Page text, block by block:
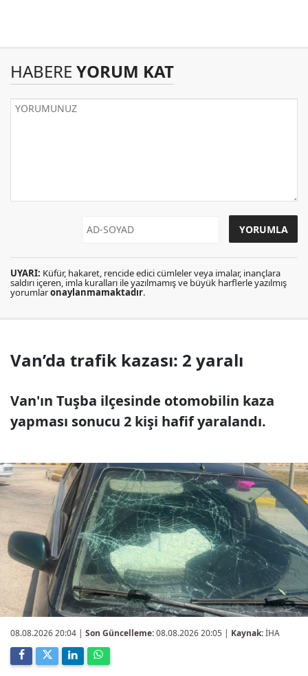
HABERE YORUM KAT
UYARI: Küfür, hakaret, rencide edici cümleler veya imalar, inançlara
saldırı içeren, imla kuralları ile yazılmamış ve büyük harflerle yazılmış
yorumlaronaylanmamaktadır.
Van’da trafik kazası: 2 yaralı
Van'ın Tuşba ilçesinde otomobilin kaza
yapması sonucu 2 kişi hafif yaralandı.
08.08.2026 20:04 | Son Güncelleme:08.08.2026 20:05 | Kaynak:İHA